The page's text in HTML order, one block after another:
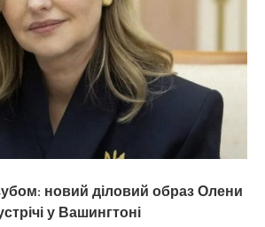
новий діловий образ Олени
у Вашингтоні